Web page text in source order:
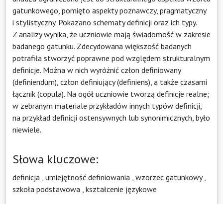
gatunkowego, pomięto aspekty poznawczy, pragmatyczny
i stylistyczny. Pokazano schematy definicji oraz ich typy.
Z analizy wynika, że uczniowie mają świadomość w zakresie
badanego gatunku. Zdecydowana większość badanych
potrafiła stworzyć poprawne pod względem strukturalnym
definicje. Można w nich wyróżnić człon definiowany
(definiendum), człon definiujący (definiens), a także czasami
łącznik (copula). Na ogół uczniowie tworzą definicje realne;
w zebranym materiale przykładów innych typów definicji,
na przykład definicji ostensywnych lub synonimicznych, było
niewiele.
Słowa kluczowe:
definicja umiejętność definiowania wzorzec gatunkowy,
szkoła podstawowa kształcenie językowe